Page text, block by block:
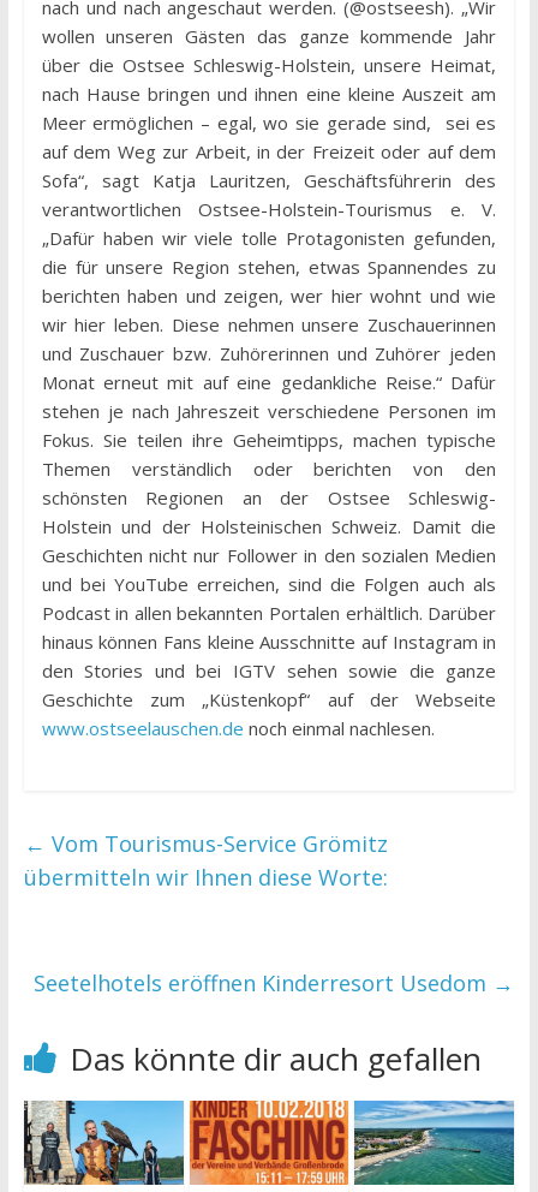
nach und nach angeschaut werden. (@ostseesh). „Wir
wollen unseren Gästen das ganze kommende Jahr
über die Ostsee Schleswig-Holstein, unsere Heimat,
nach Hause bringen und ihnen eine kleine Auszeit am
Meer ermöglichen – egal, wo sie gerade sind, sei es
auf dem Weg zur Arbeit, in der Freizeit oder auf dem
Sofa“, sagt Katja Lauritzen, Geschäftsführerin des
verantwortlichen Ostsee-Holstein-Tourismus e. V.
„Dafür haben wir viele tolle Protagonisten gefunden,
die für unsere Region stehen, etwas Spannendes zu
berichten haben und zeigen, wer hier wohnt und wie
wir hier leben. Diese nehmen unsere Zuschauerinnen
und Zuschauer bzw. Zuhörerinnen und Zuhörer jeden
Monat erneut mit auf eine gedankliche Reise.“ Dafür
stehen je nach Jahreszeit verschiedene Personen im
Fokus. Sie teilen ihre Geheimtipps, machen typische
Themen verständlich oder berichten von den
schönsten Regionen an der Ostsee Schleswig-
Holstein und der Holsteinischen Schweiz. Damit die
Geschichten nicht nur Follower in den sozialen Medien
und bei YouTube erreichen, sind die Folgen auch als
Podcast in allen bekannten Portalen erhältlich. Darüber
hinaus können Fans kleine Ausschnitte auf Instagram in
den Stories und bei IGTV sehen sowie die ganze
Geschichte zum „Küstenkopf“ auf der Webseite
www.ostseelauschen.de noch einmal nachlesen.
← Vom Tourismus-Service Grömitz
übermitteln wir Ihnen diese Worte:
Seetelhotels eröffnen Kinderresort Usedom →
Das könnte dir auch gefallen